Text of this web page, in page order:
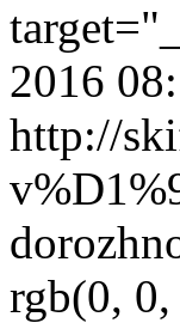
2016
http://
rgb(0,